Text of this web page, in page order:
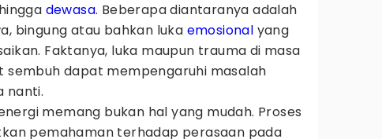
dewasa. Beberapa diantaranya adalah
bingung atau bahkan luka emosional yang
Faktanya, luka maupun trauma di masa
sembuh dapat mempengaruhi masalah
nanti.
memang bukan hal yang mudah. Proses
pemahaman terhadap perasaan pada